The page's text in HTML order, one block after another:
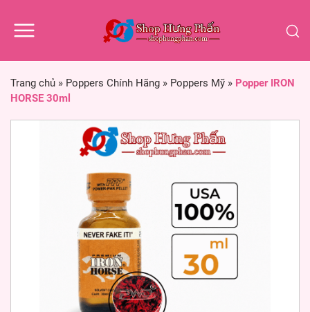
Trang chủ » Poppers Chính Hãng » Poppers Mỹ » Popper IRON
HORSE 30ml